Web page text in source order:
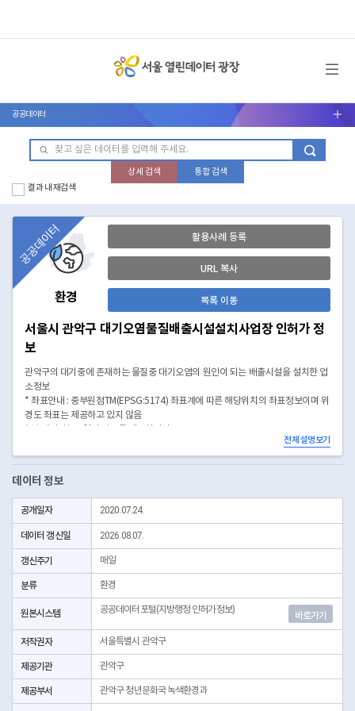
메뉴 열기
공공데이터 서브메뉴 열기
상세 검색
통합 검색
결과 내 재검색
환경
공공데이터 활용사례 등록
URL 복사
목록 이동
서울시 관악구 대기오염물질배출시설설치사업장 인허가 정
보
관악구의 대기중에 존재하는 물질중 대기오염의 원인이 되는 배출시설을 설치한 업
소정보
* 좌표안내 : 중부원점TM(EPSG:5174) 좌표계에 따른 해당위치의 좌표정보이며 위
경도 좌표는 제공하고 있지 않음
* 시군구코드명은 "서울특별시 자치구 기관코드" 데이터셋에서 확인 가능합니다.
(https://data.seoul.go.kr/dataList/OA-22872/S/1/datasetView.do)
전체 설명보기
데이터 정보
공개일자 2020.07.24.
데이터 갱신일 2026.08.07.
갱신주기 매일
분류 환경
원본시스템 공공데이터포털(지방행정 인허가정보)
바로가기
저작권자 서울특별시 관악구
제공기관 관악구
제공부서 관악구 청년문화국 녹색환경과